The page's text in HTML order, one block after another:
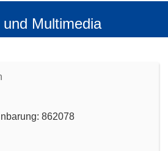
Multimedia
862078